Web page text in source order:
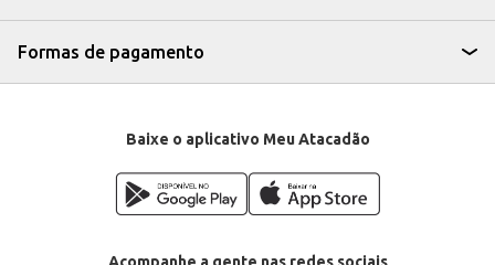
Formas de pagamento
Baixe o aplicativo Meu Atacadão